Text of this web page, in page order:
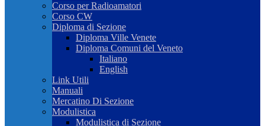
Corso per Radioamatori
Corso CW
Diploma di Sezione
Diploma Ville Venete
Diploma Comuni del Veneto
Italiano
English
Link Utili
Manuali
Mercatino Di Sezione
Modulistica
Modulistica di Sezione